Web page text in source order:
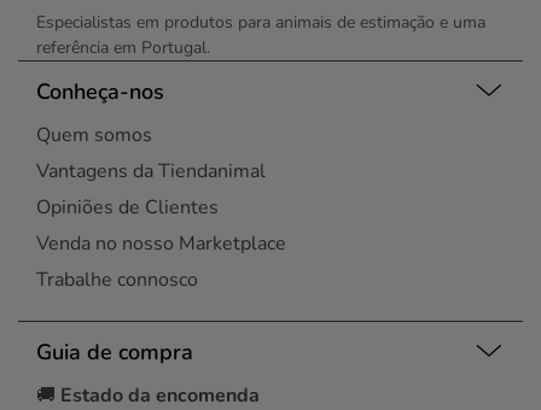
Especialistas em produtos para animais de estimação e uma
referência em Portugal.
Conheça-nos
Quem somos
Vantagens da Tiendanimal
Opiniões de Clientes
Venda no nosso Marketplace
Trabalhe connosco
Guia de compra
🚚 Estado da encomenda